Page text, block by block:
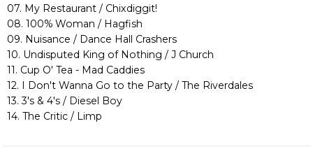
07. My Restaurant / Chixdiggit!
08. 100% Woman / Hagfish
09. Nuisance / Dance Hall Crashers
10. Undisputed King of Nothing / J Church
11. Cup O' Tea - Mad Caddies
12. I Don't Wanna Go to the Party / The Riverdales
13. 3's & 4's / Diesel Boy
14. The Critic / Limp